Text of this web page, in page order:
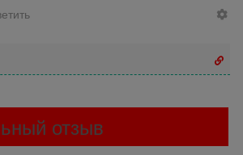
отзыв